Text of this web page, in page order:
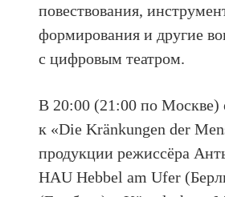
повествования,
формирования и другие
с цифровым театром.
В 20:00 (21:00 по Москве)
к «Die Kränkungen der
продукции режиссёра
HAU Hebbel am Ufer